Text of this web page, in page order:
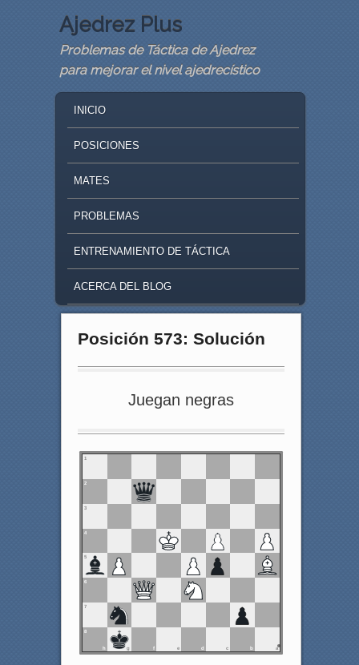
Ajedrez Plus
Problemas de Táctica de Ajedrez
para mejorar el nivel ajedrecístico
SKIP TO PRIMARY CONTENT
SKIP TO SECONDARY CONTENT
INICIO
POSICIONES
MATES
PROBLEMAS
ENTRENAMIENTO DE TÁCTICA
ACERCA DEL BLOG
Posición 573: Solución
Juegan negras
1
2
3
4
5
6
7
8
h g e d c b a